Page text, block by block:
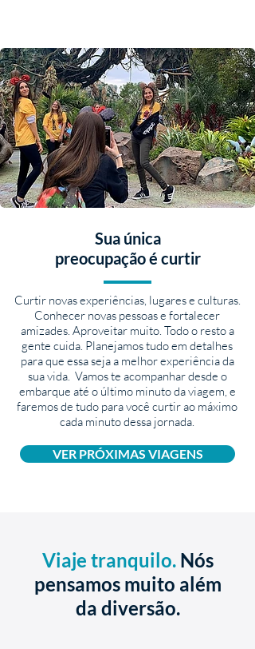
Sua única
preocupação é curtir
Curtir novas experiências, lugares e culturas.
Conhecer novas pessoas e fortalecer
amizades. Aproveitar muito. Todo o resto a
gente cuida. Planejamos tudo em detalhes
para que essa seja a melhor experiência da
sua vida. Vamos te acompanhar desde o
embarque até o último minuto da viagem, e
faremos de tudo para você curtir ao máximo
cada minuto dessa jornada.
VER PRÓXIMAS VIAGENS
Viaje tranquilo. Nós
pensamos muito além
da diversão.